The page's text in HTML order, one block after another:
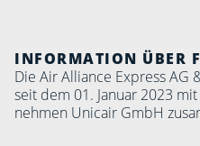
INFOR­MA­TION ÜBER
Die Air Alliance Express AG
seit dem 01. Januar 2023
nehmen Unicair GmbH